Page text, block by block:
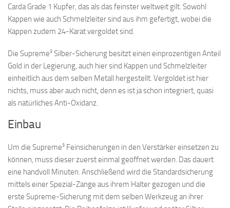
Carda Grade 1 Kupfer, das als das feinster weltweit gilt. Sowohl
Kappen wie auch Schmelzleiter sind aus ihm gefertigt, wobei die
Kappen zudem 24-Karat vergoldet sind.
Die Supreme3 Silber-Sicherung besitzt einen einprozentigen Anteil
Gold in der Legierung, auch hier sind Kappen und Schmelzleiter
einheitlich aus dem selben Metall hergestellt. Vergoldet ist hier
nichts, muss aber auch nicht, denn es ist ja schon integriert, quasi
als natürliches Anti-Oxidanz.
Einbau
Um die Supreme3 Feinsicherungen in den Verstärker einsetzen zu
können, muss dieser zuerst einmal geöffnet werden. Das dauert
eine handvoll Minuten. Anschließend wird die Standardsicherung
mittels einer Spezial-Zange aus ihrem Halter gezogen und die
erste Supreme-Sicherung mit dem selben Werkzeug an ihrer